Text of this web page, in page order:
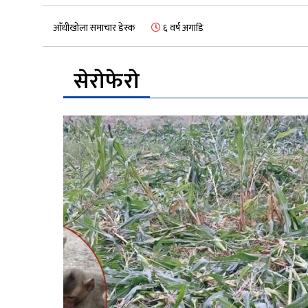
आँधीखोला समाचार डेस्क ६ वर्ष अगाडि
सेरोफेरो